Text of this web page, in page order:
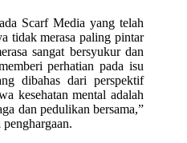
Scarf Media yang telah
tidak merasa paling pintar
sangat bersyukur dan
perhatian pada isu
dibahas dari perspektif
kesehatan mental adalah
dan pedulikan bersama,”
penghargaan.